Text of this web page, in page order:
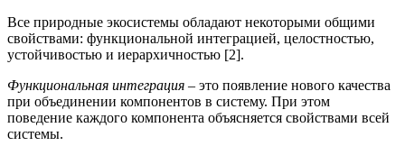
Все природные экосистемы обладают некоторыми общими
свойствами: функциональной интеграцией, целостностью,
устойчивостью и иерархичностью [2].
Функциональная интеграция – это появление нового качества
при объединении компонентов в систему. При этом
поведение каждого компонента объясняется свойствами всей
системы.